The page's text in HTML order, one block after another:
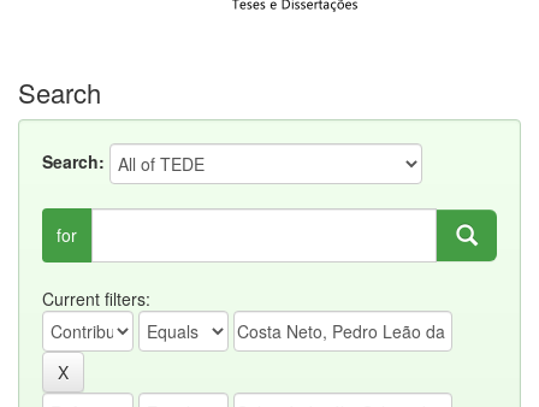
Search
Search:
for
Current filters: